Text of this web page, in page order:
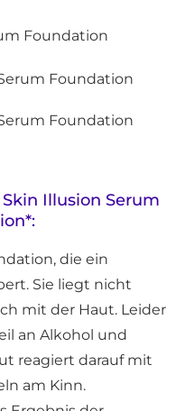
Skin Illusion Serum
die ein
Sie liegt nicht
mit der Haut. Leider
an Alkohol und
reagiert darauf mit
am Kinn.